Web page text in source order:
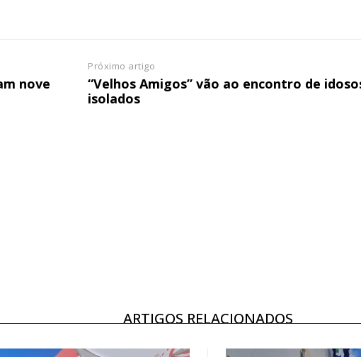
nove
Próximo artigo
“Velhos Amigos” vão ao encontro de
isolados
ARTIGOS RELACIONADOS